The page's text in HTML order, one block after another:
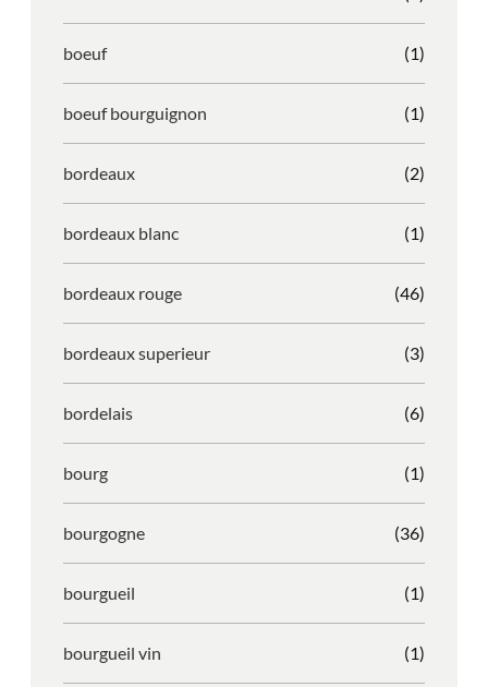
boeuf (1)
boeuf bourguignon (1)
bordeaux (2)
bordeaux blanc (1)
bordeaux rouge (46)
bordeaux superieur (3)
bordelais (6)
bourg (1)
bourgogne (36)
bourgueil (1)
bourgueil vin (1)